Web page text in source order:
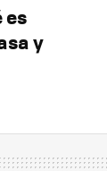
es
y